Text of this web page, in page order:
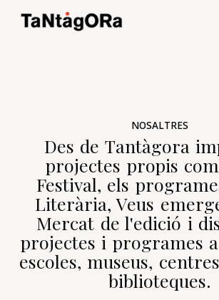
NOSALTRES
Des de Tantàgora
projectes propis
Festival, els
Literària, Veus
Mercat de l'edició i
projectes i programes
escoles, museus,
biblioteques.